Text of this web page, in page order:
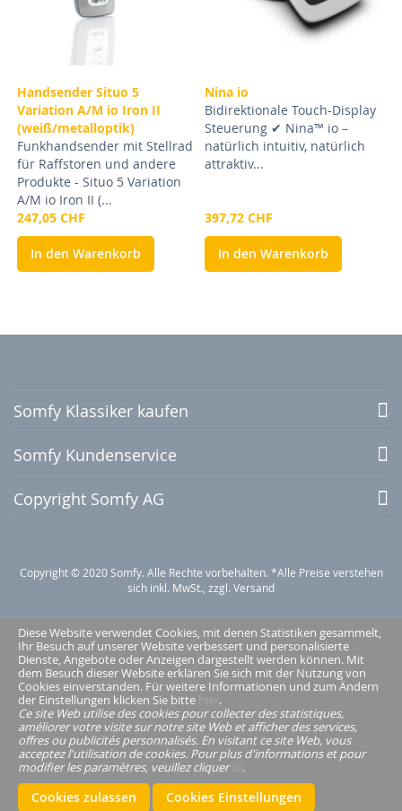
Handsender Situo 5
Variation A/M io Iron II
(weiß/metalloptik)
Funkhandsender mit Stellrad
für Raffstoren und andere
Produkte - Situo 5 Variation
A/M io Iron II (...
247,05 CHF
In den Warenkorb
Nina io
Bidirektionale Touch-Display
Steuerung ✔ Nina™ io –
natürlich intuitiv, natürlich
attraktiv...
397,72 CHF
In den Warenkorb
Somfy Klassiker kaufen
Somfy Kundenservice
Copyright Somfy AG
Copyright © 2020 Somfy. Alle Rechte vorbehalten. *Alle Preise verstehen
sich inkl. MwSt., zzgl. Versand
Diese Website verwendet Cookies, mit denen Statistiken gesammelt,
Ihr Besuch auf unserer Website verbessert und personalisierte
Dienste, Angebote oder Anzeigen dargestellt werden können. Mit
dem Besuch dieser Website erklären Sie sich mit der Nutzung von
Cookies einverstanden. Für weitere Informationen und zum Ändern
der Einstellungen klicken Sie bitte hier .
Ce site Web utilise des cookies pour collecter des statistiques,
améliorer votre visite sur notre site Web et afficher des services,
offres ou publicités personnalisés. En visitant ce site Web, vous
acceptez l'utilisation de cookies. Pour plus d'informations et pour
modifier les paramètres, veuillez cliquerici.
Cookies zulassen Cookies Einstellungen